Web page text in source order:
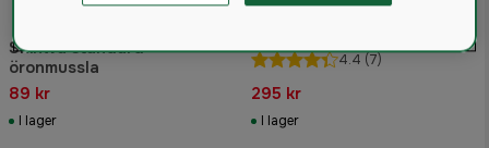
Shinwa standard
öronmussla
89 kr
I lager
Genzo Elit Peltor Headset,
4.4 (7)
295 kr
I lager